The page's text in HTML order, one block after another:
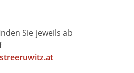
Sie jeweils ab